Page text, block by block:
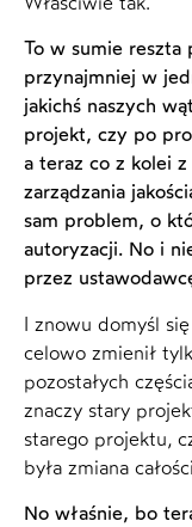
To w sumie reszta
przynajmniej w
jakichś naszych
projekt, czy po
a teraz co z kolei
zarządzania
sam problem, o
autoryzacji. No i
przez
I znowu domyśl
celowo zmienił
pozostałych
znaczy stary
starego projektu,
była zmiana
No właśnie, bo